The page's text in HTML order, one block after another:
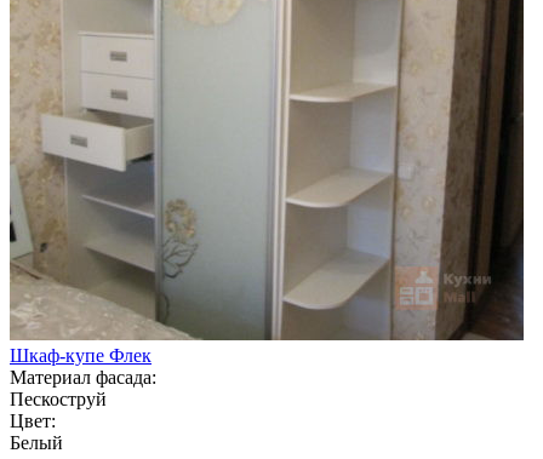
Шкаф-купе Флек
Материал фасада:
Пескоструй
Цвет:
Белый